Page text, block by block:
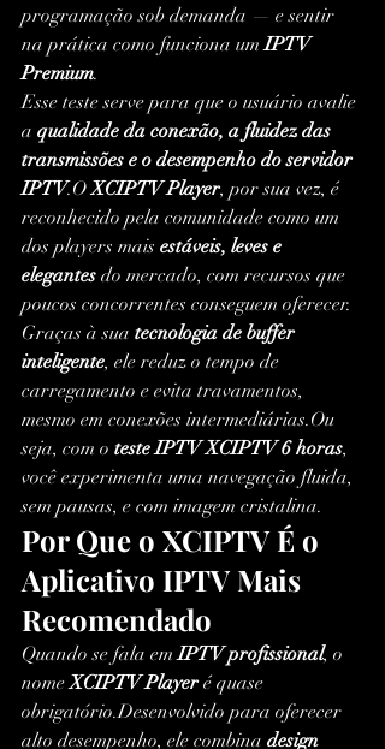
programação sob demanda — e sentir
na prática como funciona um IPTV
Premium.
Esse teste serve para que o usuário avalie
a qualidade da conexão, a fluidez das
transmissões e o desempenho do servidor
IPTV.O XCIPTV Player, por sua vez, é
reconhecido pela comunidade como um
dos players mais estáveis, leves e
elegantes do mercado, com recursos que
poucos concorrentes conseguem oferecer.
Graças à sua tecnologia de buffer
inteligente, ele reduz o tempo de
carregamento e evita travamentos,
mesmo em conexões intermediárias.Ou
seja, com o teste IPTV XCIPTV 6 horas,
você experimenta uma navegação fluida,
sem pausas, e com imagem cristalina.
Por Que o XCIPTV É o
Aplicativo IPTV Mais
Recomendado
Quando se fala em IPTV profissional, o
nome XCIPTV Player é quase
obrigatório.Desenvolvido para oferecer
alto desempenho, ele combina design